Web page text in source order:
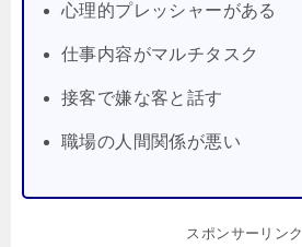
心理的プレッシャーがある
仕事内容がマルチタスク
接客で嫌な客と話す
職場の人間関係が悪い
スポンサーリンク